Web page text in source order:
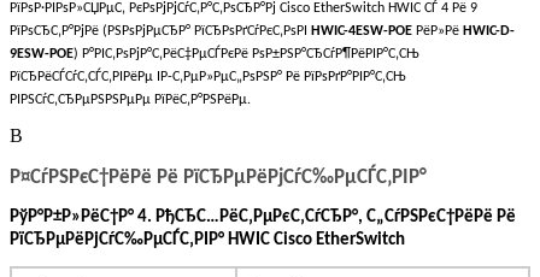
РїРѕР·РІРѕР»СЏРµС‚ РєРѕРјРјСѓС‚Р°С‚РѕСЂР°Рј Cisco EtherSwitch HWIC СЃ 4 Рё 9
РїРѕСЂС‚Р°РјРё (РЅРѕРјРµСЂР° РїСЂРѕРґСѓРєС‚РѕРІ
HWIC-4ESW-POE РёР»Рё HWIC-D-
9ESW-POE) Р°РІС‚РѕРјР°С‚РёС‡РµСЃРєРё РѕР±РЅР°СЂСѓР¶РёРІР°С‚СЊ
РїСЂРёСЃСѓС‚СЃС‚РІРёРµ IP-С‚РµР»РµС„РѕРЅР° Рё РїРѕРґР°РІР°С‚СЊ
РІРЅСѓС‚СЂРµРЅРЅРµРµ РїРёС‚Р°РЅРёРµ.
В
Р¤СѓРЅРєС†РёРё Рё РїСЂРµРёРјСѓС‰РµСЃС‚РІР°
РўР°Р±Р»РёС†Р° 4. РђСЂС…РёС‚РµРєС‚СѓСЂР°, С„СѓРЅРєС†РёРё Рё
РїСЂРµРёРјСѓС‰РµСЃС‚РІР° HWIC Cisco EtherSwitch